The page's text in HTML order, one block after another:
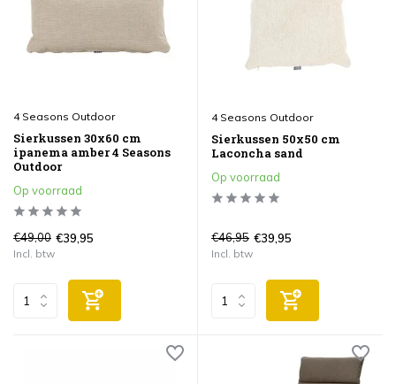
4 Seasons Outdoor
Sierkussen 30x60 cm
ipanema amber 4 Seasons
Outdoor
Op voorraad
€49,00 €39,95
Incl. btw
4 Seasons Outdoor
Sierkussen 50x50 cm
Laconcha sand
Op voorraad
€46,95 €39,95
Incl. btw